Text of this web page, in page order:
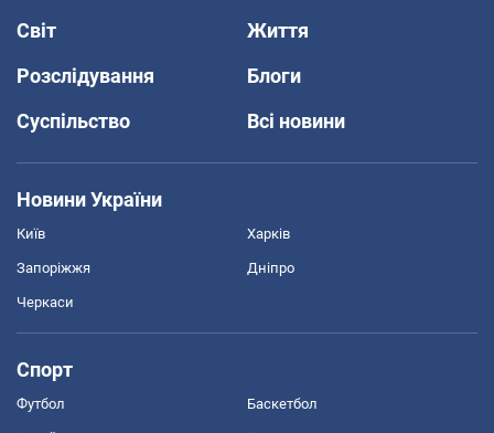
Світ
Життя
Розслідування
Блоги
Суспільство
Всі новини
Новини України
Київ Харків
Запоріжжя Дніпро
Черкаси
Спорт
Футбол Баскетбол